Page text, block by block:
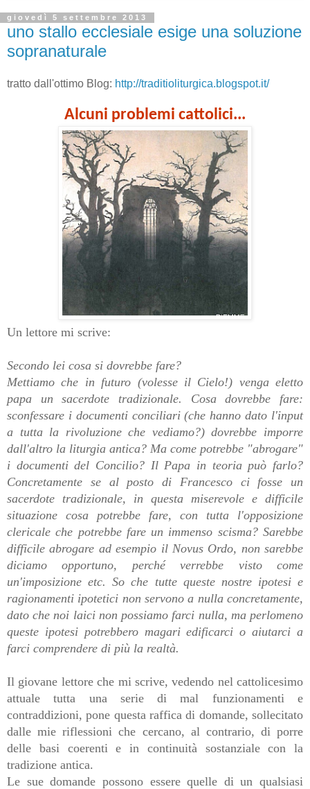
giovedì 5 settembre 2013
uno stallo ecclesiale esige una soluzione
sopranaturale
tratto dall'ottimo Blog: http://traditioliturgica.blogspot.it/
Alcuni problemi cattolici...
Un lettore mi scrive:
Secondo lei cosa si dovrebbe fare?
Mettiamo che in futuro (volesse il Cielo!) venga eletto
papa un sacerdote tradizionale. Cosa dovrebbe fare:
sconfessare i documenti conciliari (che hanno dato l'input
a tutta la rivoluzione che vediamo?) dovrebbe imporre
dall'altro la liturgia antica? Ma come potrebbe "abrogare"
i documenti del Concilio? Il Papa in teoria può farlo?
Concretamente se al posto di Francesco ci fosse un
sacerdote tradizionale, in questa miserevole e difficile
situazione cosa potrebbe fare, con tutta l'opposizione
clericale che potrebbe fare un immenso scisma? Sarebbe
difficile abrogare ad esempio il Novus Ordo, non sarebbe
diciamo opportuno, perché verrebbe visto come
un'imposizione etc. So che tutte queste nostre ipotesi e
ragionamenti ipotetici non servono a nulla concretamente,
dato che noi laici non possiamo farci nulla, ma perlomeno
queste ipotesi potrebbero magari edificarci o aiutarci a
farci comprendere di più la realtà.
Il giovane lettore che mi scrive, vedendo nel cattolicesimo
attuale tutta una serie di mal funzionamenti e
contraddizioni, pone questa raffica di domande, sollecitato
dalle mie riflessioni che cercano, al contrario, di porre
delle basi coerenti e in continuità sostanziale con la
tradizione antica.
Le sue domande possono essere quelle di un qualsiasi